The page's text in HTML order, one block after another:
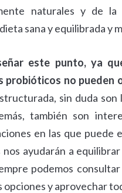
naturales y de la
sana y equilibrada y
este punto, ya
probióticos no pueden
sin duda
también son
en las que
nos ayudarán a
podemos
opciones y aprovechar